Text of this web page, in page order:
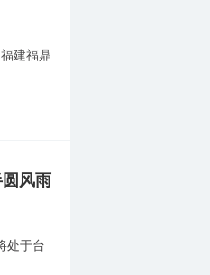
建福鼎
风雨
处于台